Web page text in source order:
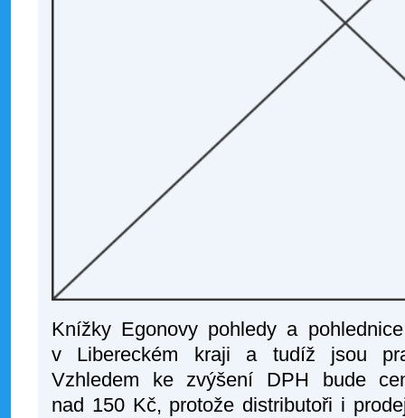
Knížky Egonovy pohledy a
v Libereckém kraji a tudíž jsou
Vzhledem ke zvýšení DPH bude
nad 150 Kč, protože distributoři i